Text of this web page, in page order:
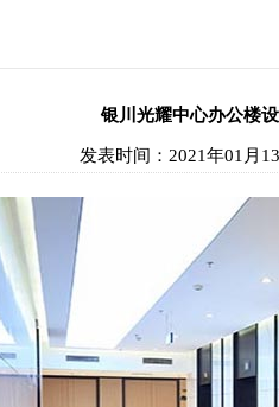
银川光耀中心办公楼
发表时间： 2021年01月